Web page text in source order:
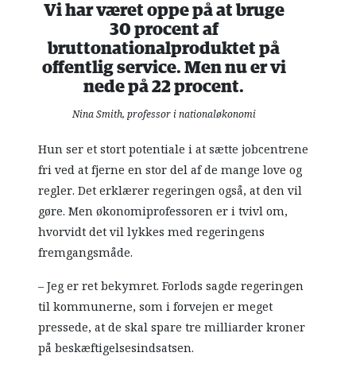
Vi har været oppe på at bruge
30 procent af
bruttonationalproduktet på
offentlig service. Men nu er vi
nede på 22 procent.
Nina Smith, professor i nationaløkonomi
Hun ser et stort potentiale i at sætte jobcentrene
fri ved at fjerne en stor del af de mange love og
regler. Det erklærer regeringen også, at den vil
gøre. Men økonomiprofessoren er i tvivl om,
hvorvidt det vil lykkes med regeringens
fremgangsmåde.
– Jeg er ret bekymret. Forlods sagde regeringen
til kommunerne, som i forvejen er meget
pressede, at de skal spare tre milliarder kroner
på beskæftigelsesindsatsen.